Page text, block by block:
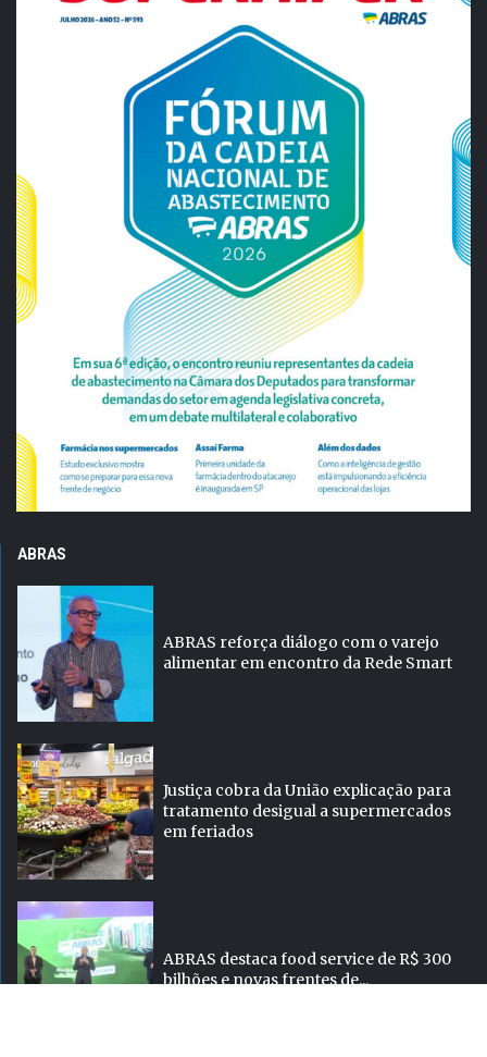
ABRAS
ABRAS reforça diálogo com o varejo
alimentar em encontro da Rede Smart
Justiça cobra da União explicação para
tratamento desigual a supermercados
em feriados
ABRAS destaca food service de R$ 300
bilhões e novas frentes de...